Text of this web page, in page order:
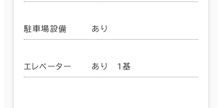
駐車場設備 あり
エレベーター あり 1基